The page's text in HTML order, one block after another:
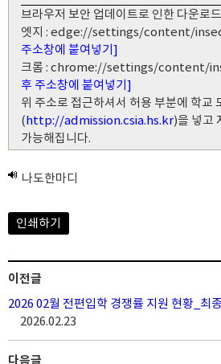
브라우저 보안 업데이트로 인한 다운로
엣지 : edge://settings/content/
주소창에 붙여넣기]
크롬 : chrome://settings/content/
후 주소창에 붙여넣기]
위 주소로 접근하셔서 허용 부분에 학교
(http://admission.csia.hs.kr)을 넣고
가능해집니다.
나도한마디
인쇄하기
이전글
2026 02월 전편입학 경쟁률 지원 현황_최종
2026.02.23
다음글